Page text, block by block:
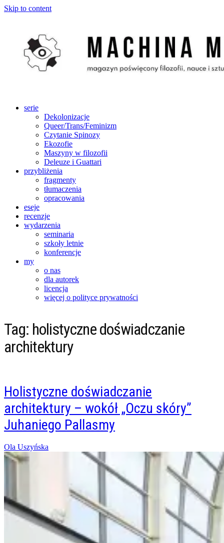
Skip to content
serie
Dekolonizacje
Queer/Trans/Feminizm
Czytanie Spinozy
Ekozofie
Maszyny w filozofii
Deleuze i Guattari
przybliżenia
fragmenty
tłumaczenia
opracowania
eseje
recenzje
wydarzenia
seminaria
szkoły letnie
konferencje
my
o nas
dla autorek
licencja
więcej o polityce prywatności
Tag: holistyczne doświadczanie
architektury
Holistyczne doświadczanie
architektury – wokół „Oczu skóry”
Juhaniego Pallasmy
Posted
on
21/03/2016
Ola Uszyńska